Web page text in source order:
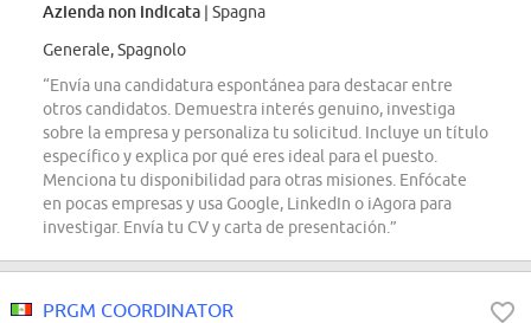
Azienda non indicata | Spagna
Generale, Spagnolo
“Envía una candidatura espontánea para destacar entre
otros candidatos. Demuestra interés genuino, investiga
sobre la empresa y personaliza tu solicitud. Incluye un título
específico y explica por qué eres ideal para el puesto.
Menciona tu disponibilidad para otras misiones. Enfócate
en pocas empresas y usa Google, LinkedIn o iAgora para
investigar. Envía tu CV y carta de presentación.”
PRGM COORDINATOR